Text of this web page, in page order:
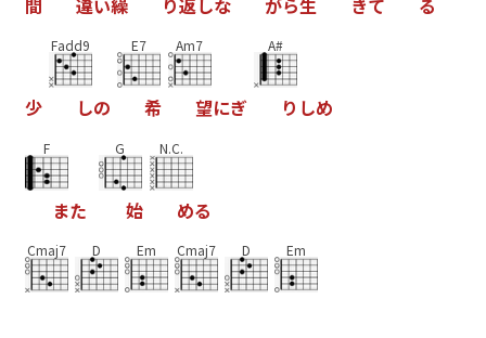
間 違い繰 り返しな がら生 きて る
少
Fadd9
しの
E7
希
Am7
望にぎ
A#
り しめ
F
また
G
始
N.C.
める
Cmaj7 D Em Cmaj7 D Em